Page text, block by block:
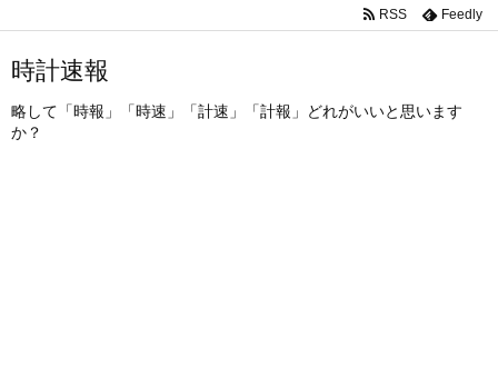
時計速報
略して「時報」「時速」「計速」「計報」どれがいいと思います
か？
RSS Feedly